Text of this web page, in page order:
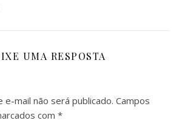
UMA RESPOSTA
e-mail não será publicado. Campos
com *